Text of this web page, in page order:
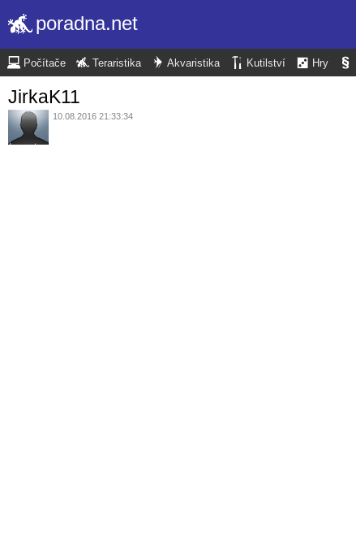
poradna.net
Počítače Teraristika Akvaristika Kutilství Hry
JirkaK11
10.08.2016 21:33:34